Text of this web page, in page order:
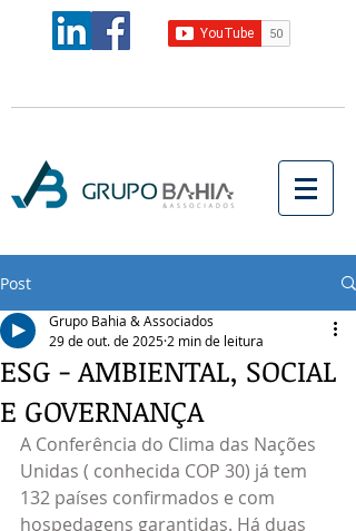
Post
ESG - AMBIENTAL, SOCIAL
E GOVERNANÇA
Grupo Bahia & Associados
29 de out. de 2025 2 min de leitura
A Conferência do Clima das Nações
Unidas ( conhecida COP 30) já tem
132 países confirmados e com
hospedagens garantidas. Há duas